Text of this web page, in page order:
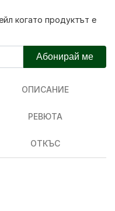
когато продуктът е
Абонирай ме
ОПИСАНИЕ
РЕВЮТА
ОТКЪС